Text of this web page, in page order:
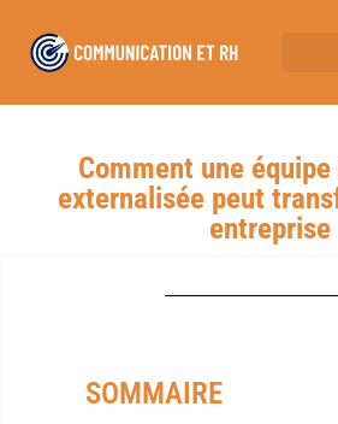
Comment une
externalisée peut
entreprise
SOMMAIRE